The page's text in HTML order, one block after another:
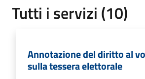
Tutti i servizi (10)
Annotazione del diritto al
sulla tessera elettorale